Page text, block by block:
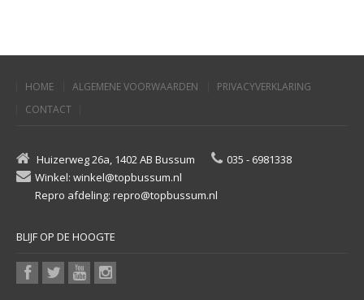
MARKANT OXIBIKE
HOME ALGEMENE VOORWAARDEN
PRIVACYVERKLARING
CONTACT
Huizerweg 26a, 1402 AB Bussum
035 - 6981338
Winkel: winkel@topbussum.nl
Repro afdeling: repro@topbussum.nl
BLIJF OP DE HOOGTE